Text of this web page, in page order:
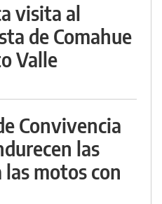
visita al
de Comahue
Valle
Convivencia
las
motos con